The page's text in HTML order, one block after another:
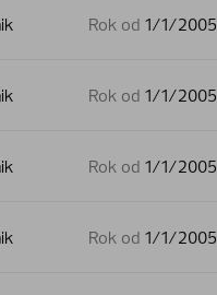
Rok od 1/1/2005
Rok od 1/1/2005
Rok od 1/1/2005
Rok od 1/1/2005